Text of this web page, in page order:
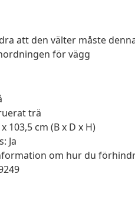
att den välter måste
för vägg
trä
103,5 cm (B x D x H)
Ja
om hur du